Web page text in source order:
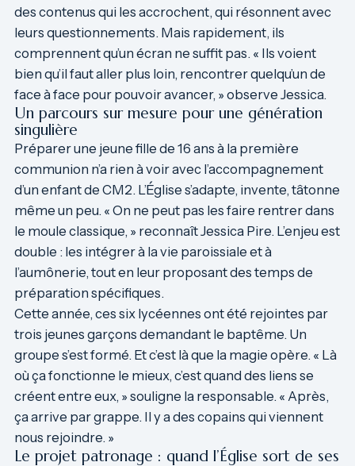
des contenus qui les accrochent, qui résonnent avec
leurs questionnements. Mais rapidement, ils
comprennent qu’un écran ne suffit pas. « Ils voient
bien qu’il faut aller plus loin, rencontrer quelqu’un de
face à face pour pouvoir avancer, » observe Jessica.
Un parcours sur mesure pour une génération
singulière
Préparer une jeune fille de 16 ans à la première
communion n’a rien à voir avec l’accompagnement
d’un enfant de CM2. L’Église s’adapte, invente, tâtonne
même un peu. « On ne peut pas les faire rentrer dans
le moule classique, » reconnaît Jessica Pire. L’enjeu est
double : les intégrer à la vie paroissiale et à
l’aumônerie, tout en leur proposant des temps de
préparation spécifiques.
Cette année, ces six lycéennes ont été rejointes par
trois jeunes garçons demandant le baptême. Un
groupe s’est formé. Et c’est là que la magie opère. « Là
où ça fonctionne le mieux, c’est quand des liens se
créent entre eux, » souligne la responsable. « Après,
ça arrive par grappe. Il y a des copains qui viennent
nous rejoindre. »
Le projet patronage : quand l’Église sort de ses